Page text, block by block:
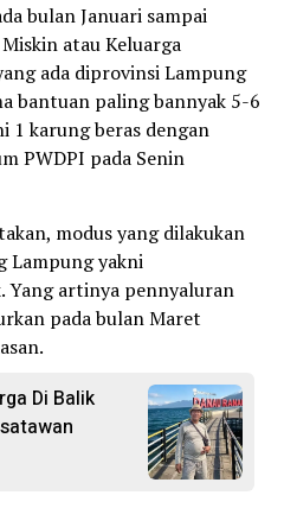
bulan Januari sampai
atau Keluarga
ada diprovinsi Lampung
bantuan paling bannyak 5-6
1 karung beras dengan
PWDPI pada Senin
modus yang dilakukan
Lampung yakni
Yang artinya pennyaluran
pada bulan Maret
Di Balik